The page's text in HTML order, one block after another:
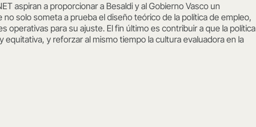
aspiran a proporcionar a Besaldi y al Gobierno Vasco un
solo someta a prueba el diseño teórico de la política de empleo,
operativas para su ajuste. El fin último es contribuir a que la política
equitativa, y reforzar al mismo tiempo la cultura evaluadora en la